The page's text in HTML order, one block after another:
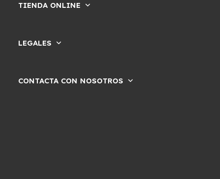
TIENDA ONLINE
LEGALES
CONTACTA CON NOSOTROS